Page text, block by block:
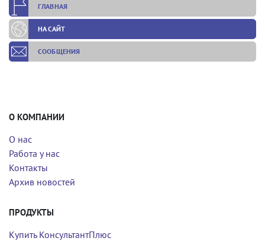
ГЛАВНАЯ
НА САЙТ
СООБЩЕНИЯ
О КОМПАНИИ
О нас
Работа у нас
Контакты
Архив новостей
ПРОДУКТЫ
Купить КонсультантПлюс